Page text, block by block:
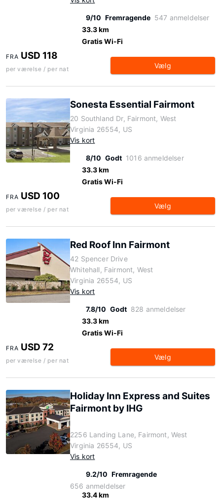
9/10 Fremragende 547 anmeldelser
33.3 km
Gratis Wi-Fi
FRA USD 118
per værelse / per nat Vælg
Sonesta Essential Fairmont
20 Southland Dr, Fairmont, West
Virginia 26554, US
Vis kort
8/10 Godt 1016 anmeldelser
33.3 km
Gratis Wi-Fi
FRA USD 100
per værelse / per nat Vælg
Red Roof Inn Fairmont
42 Spencer Drive
Whitehall, Fairmont, West
Virginia 26554, US
Vis kort
7.8/10 Godt 828 anmeldelser
33.3 km
Gratis Wi-Fi
FRA USD 72
per værelse / per nat Vælg
Holiday Inn Express and Suites
Fairmont by IHG
2256 Landing Lane, Fairmont, West
Virginia 26554, US
Vis kort
9.2/10 Fremragende
656 anmeldelser
33.4 km